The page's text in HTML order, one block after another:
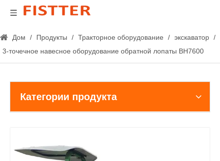
Дом / Продукты / Тракторное оборудование / экскаватор /
3-точечное навесное оборудование обратной лопаты BH7600
Категории продукта